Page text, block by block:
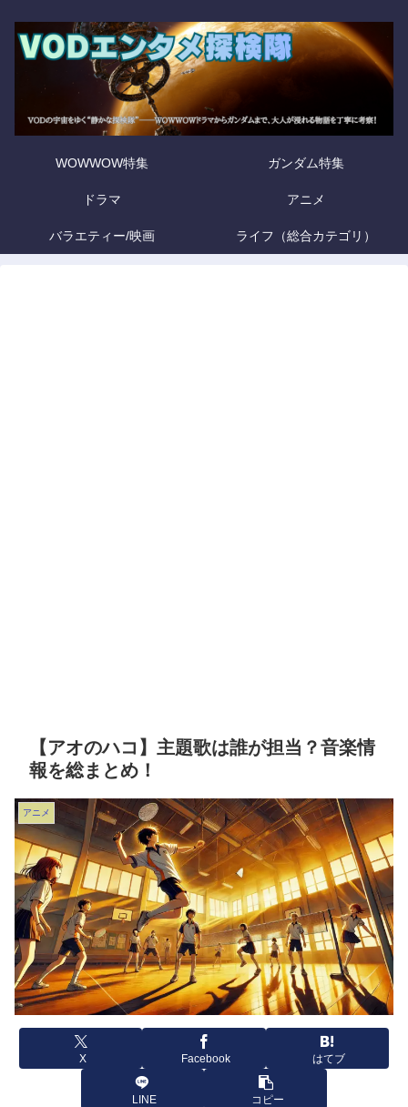
WOWWOW特集 ガンダム特集
ドラマ アニメ
バラエティー/映画 ライフ（総合カテゴリ）
【アオのハコ】主題歌は誰が担当？音楽情
報を総まとめ！
アニメ
X Facebook はてブ
LINE コピー